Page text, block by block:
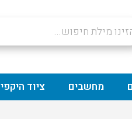
מחשבים ציוד היקפי